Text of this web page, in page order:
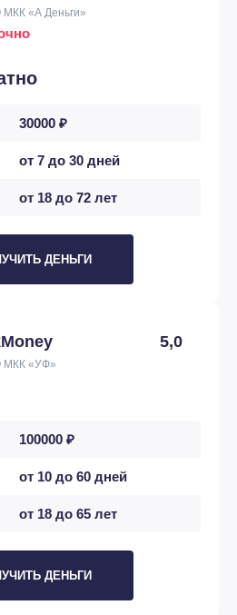
«А Деньги»
30000 ₽
от 7 до 30 дней
от 18 до 72 лет
ДЕНЬГИ
5,0
МКК «УФ»
100000 ₽
от 10 до 60 дней
от 18 до 65 лет
ДЕНЬГИ